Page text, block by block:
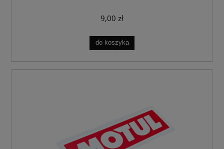
9,00 zł
do koszyka